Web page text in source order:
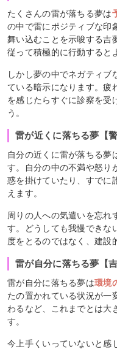
たくさんの雷が落ちる夢は
の中で雷にポジティブな印
舞い込むことを示唆する吉
従って積極的に行動すると
しかし夢の中でネガティブ
ている暗示になります。疲
を感じたらすぐに診察を受
う。
雷が近くに落ちる夢【警
自分の近くに雷が落ちる夢
す。自分の中の不満や怒り
惑を掛けていたり、すでに
えます。
周りの人への気遣いを忘れ
す。どうしても我慢できな
度をとるのではなく、建設
雷が自分に落ちる夢【吉
雷が自分に落ちる夢は環境
たの置かれている状況が一
わるなど、これまでとは大
す。
今上手くいっていないと感